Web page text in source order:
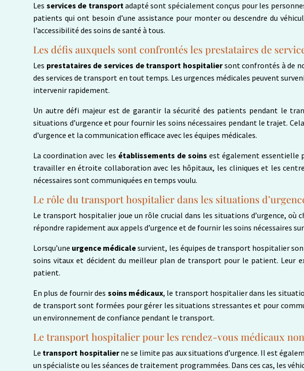
Les services de transportadapté sont spécialement conçus pour les
patients qui ont besoin d’une assistance pour monter ou descendre du
l’accessibilité des soins de santé à tous.
Les défis auxquels sont confrontés les prestataires de
Les prestataires de services de transport hospitalier sont confrontés à de
des services de transport en tout temps. Les urgences médicales peuvent
intervenir rapidement.
Un autre défi majeur est de garantir la sécurité des patients pendant le
situations d’urgence et pour fournir les soins nécessaires pendant le trajet.
d’urgence et la communication efficace avec les équipes médicales.
La coordination avec les établissements de soins est également essentielle
travailler en étroite collaboration avec les hôpitaux, les cliniques et les
nécessaires sont communiquées en temps voulu.
Le rôle du transport hospitalier dans les situations
Le transport hospitalier joue un rôle crucial dans les situations d’urgence, où
répondre rapidement aux appels d’urgence et de fournir les soins nécessaires
Lorsqu’une urgence médicalesurvient, les équipes de transport hospitalier
soins vitaux et décident du meilleur plan de transport pour le patient. Leur
patient.
En plus de fournir des soins médicaux, le transport hospitalier dans les
de transport sont formées pour gérer les situations stressantes et pour
un environnement de confiance pendant le transport.
Le transport hospitalier pour les rendez-vous médicaux
Le transport hospitalier ne se limite pas aux situations d’urgence. Il est
un spécialiste ou les séances de traitement programmées. Dans ces cas, les